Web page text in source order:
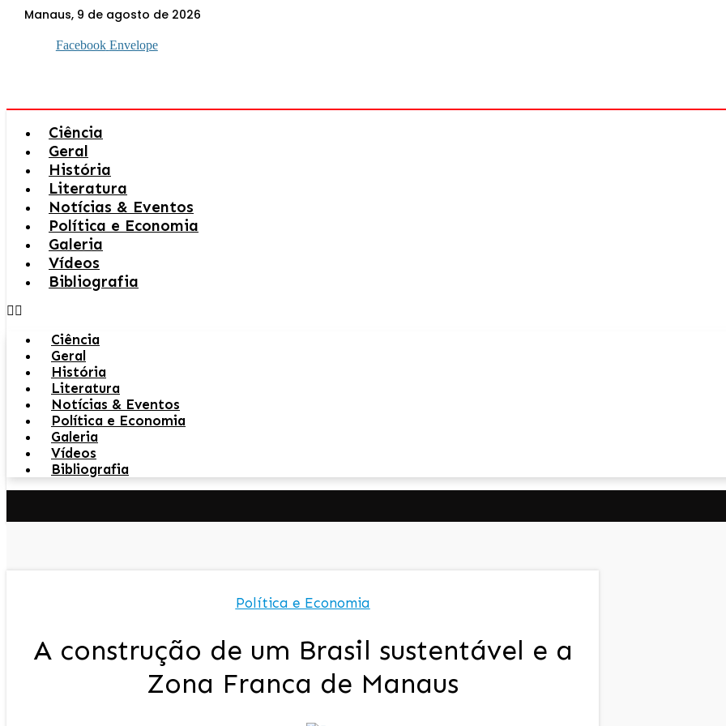
Manaus, 9 de agosto de 2026
Facebook Envelope
Ciência
Geral
História
Literatura
Notícias & Eventos
Política e Economia
Galeria
Vídeos
Bibliografia
Ciência
Geral
História
Literatura
Notícias & Eventos
Política e Economia
Galeria
Vídeos
Bibliografia
Política e Economia
A construção de um Brasil sustentável e a
Zona Franca de Manaus